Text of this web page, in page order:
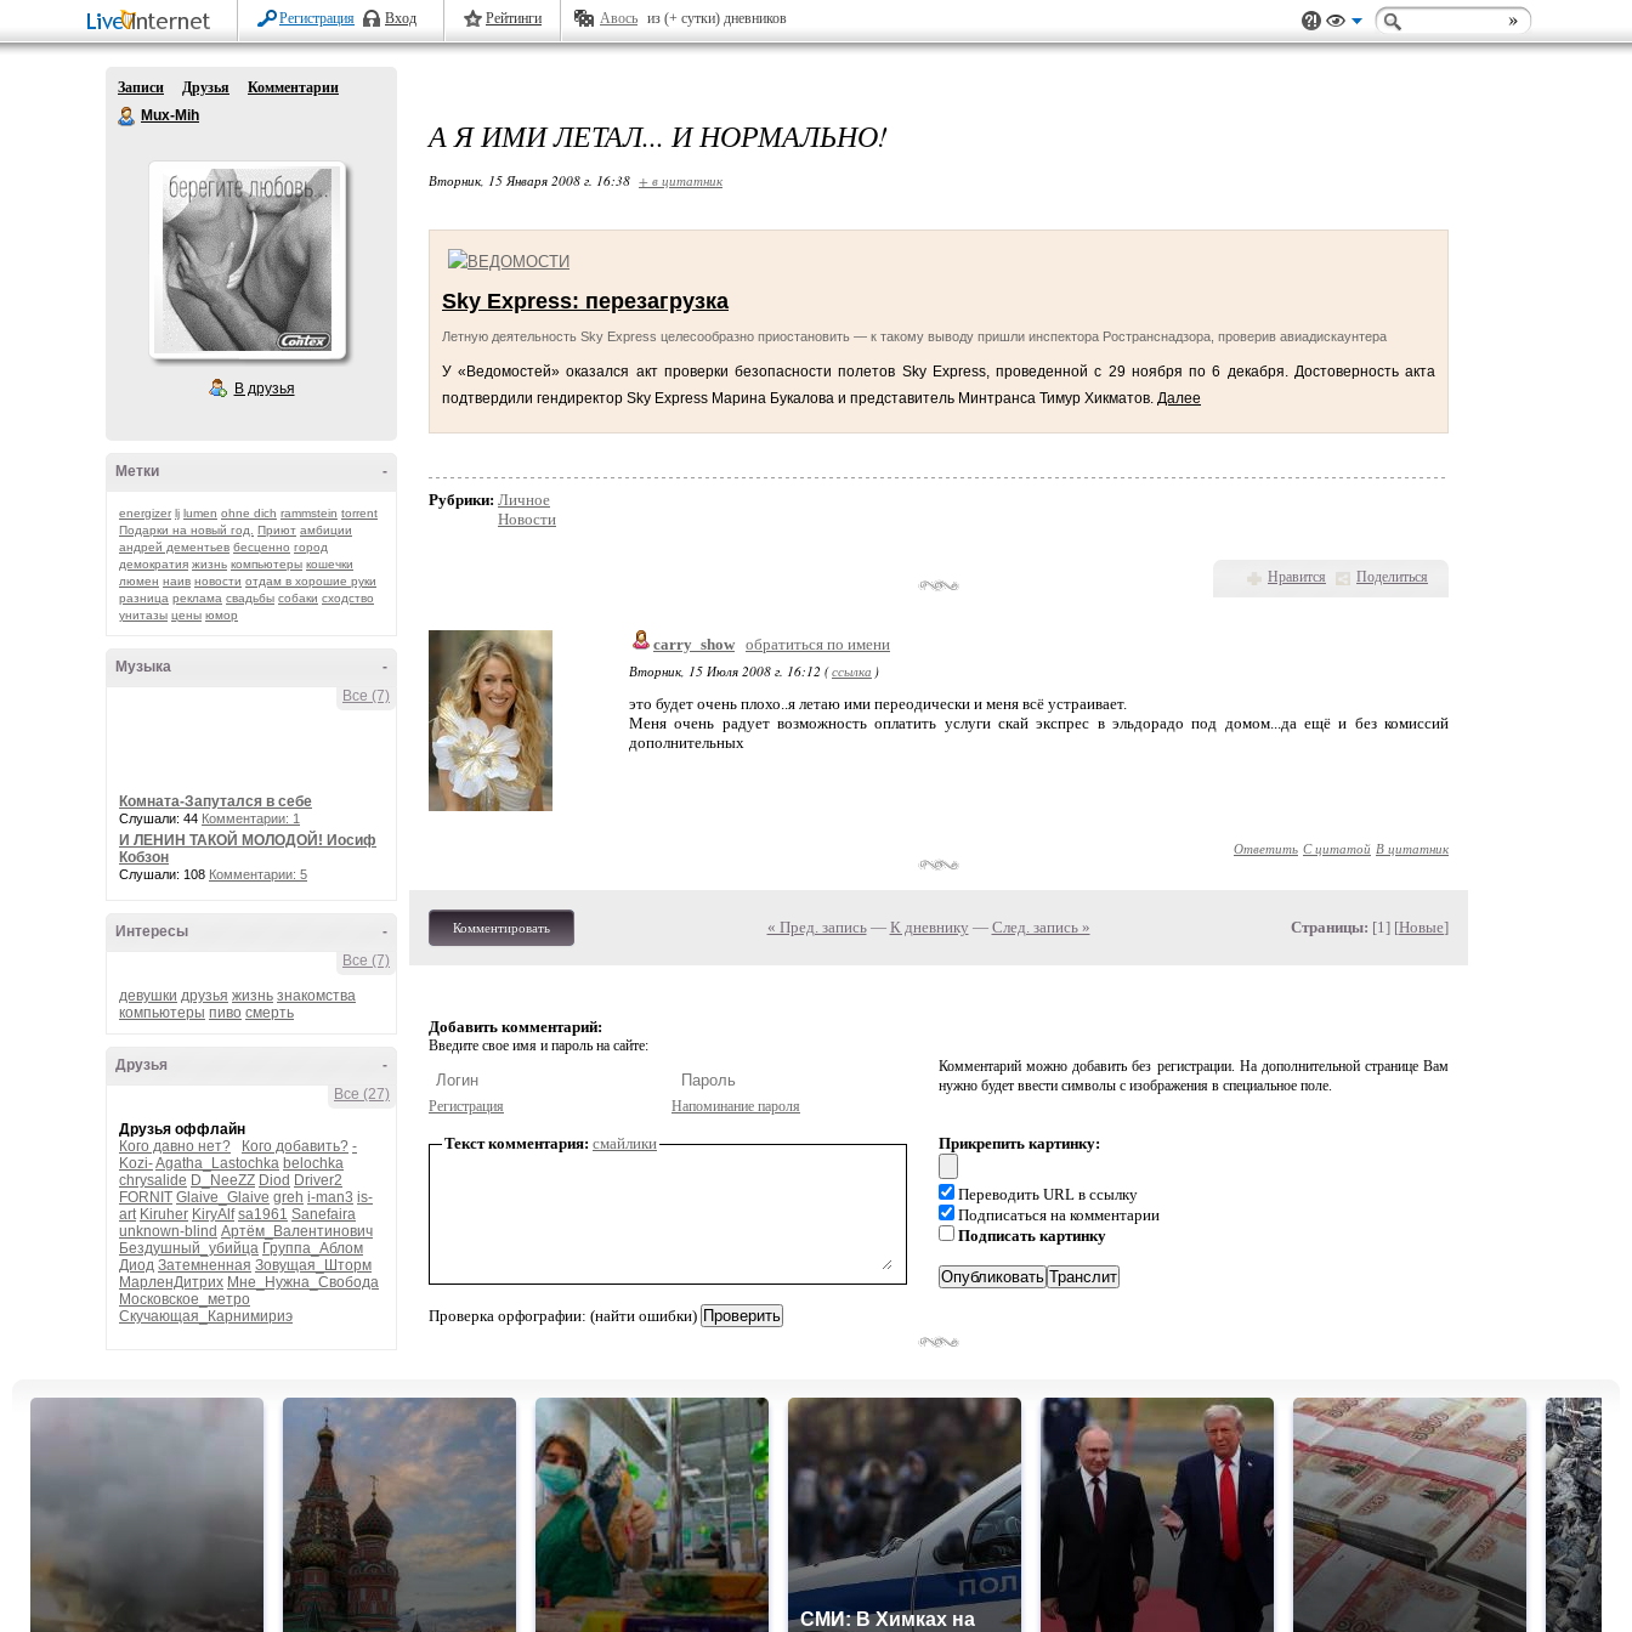
Регистрация Вход Рейтинги Авось из (+ сутки) дневников
Записи Друзья
Комментарии
Mux-Mih
В друзья
-
Метки
energizer lj lumen ohne dich rammstein torrent
Подарки на новый год.
Приют амбиции
андрей дементьев бесценно город
демократия жизнь компьютеры кошечки
люмен наив новости отдам в хорошие руки
разница реклама свадьбы собаки сходство
унитазы цены юмор
-
Музыка
Все (7)
Комната-Запутался в себе
Слушали: 44 Комментарии: 1
И ЛЕНИН ТАКОЙ МОЛОДОЙ! Иосиф
Кобзон
Слушали: 108 Комментарии: 5
-
Интересы
Все (7)
девушки друзья жизнь знакомства
компьютеры пиво смерть
-
Друзья
Все (27)
Друзья оффлайн
Кого давно нет?
Кого добавить? -
Kozi-Agatha_Lastochka belochka
chrysalide D_NeeZZ Diod Driver2
FORNIT Glaive_Glaive greh i-man3 is-
art Kiruher KiryAlf sa1961 Sanefaira
unknown-blind Артём_Валентинович
Бездушный_убийца Группа_Аблом
Диод Затемненная Зовущая_Шторм
МарленДитрих Мне_Нужна_Свобода
Московское_метро
Скучающая_Карнимириэ
А Я ИМИ ЛЕТАЛ... И НОРМАЛЬНО!
Вторник, 15 Января 2008 г. 16:38 + в цитатник
Sky Express: перезагрузка
Летную деятельность Sky Express целесообразно приостановить — к такому выводу пришли инспектора Ространснадзора, проверив авиадискаунтера
У «Ведомостей» оказался акт проверки безопасности полетов Sky Express, проведенной с 29 ноября по 6 декабря. Достоверность акта
подтвердили гендиректор Sky Express Марина Букалова и представитель Минтранса Тимур Хикматов. Далее
Рубрики: Личное
Новости
Нравится Поделиться
carry_show обратиться по имени
Вторник, 15 Июля 2008 г. 16:12 (ссылка )
это будет очень плохо..я летаю ими переодически и меня всё устраивает.
Меня очень радует возможность оплатить услуги скай экспрес в эльдорадо под домом...да ещё и без комиссий
дополнительных
Ответить С цитатой В цитатник
Комментировать « Пред. запись— К дневнику — След. запись » Страницы: [1] [Новые]
Добавить комментарий:
Введите свое имя и пароль на сайте:
Регистрация Напоминание пароля
Комментарий можно добавить без регистрации. На дополнительной странице Вам
нужно будет ввести символы с изображения в специальное поле.
Текст комментария: смайлики
Проверка орфографии: (найти ошибки)
Прикрепить картинку:
Переводить URL в ссылку
Подписаться на комментарии
Подписать картинку
СМИ: В Химках на